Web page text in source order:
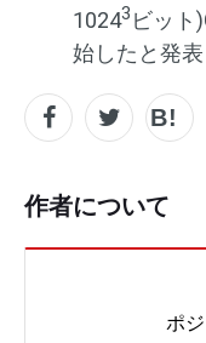
10243 ビット
始したと発表
作者について
ポ